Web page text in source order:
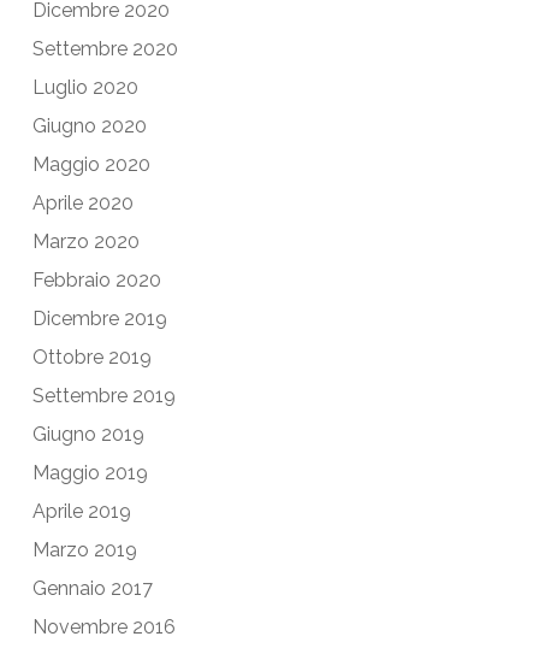
Dicembre 2020
Settembre 2020
Luglio 2020
Giugno 2020
Maggio 2020
Aprile 2020
Marzo 2020
Febbraio 2020
Dicembre 2019
Ottobre 2019
Settembre 2019
Giugno 2019
Maggio 2019
Aprile 2019
Marzo 2019
Gennaio 2017
Novembre 2016